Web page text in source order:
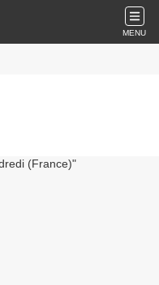
MENU